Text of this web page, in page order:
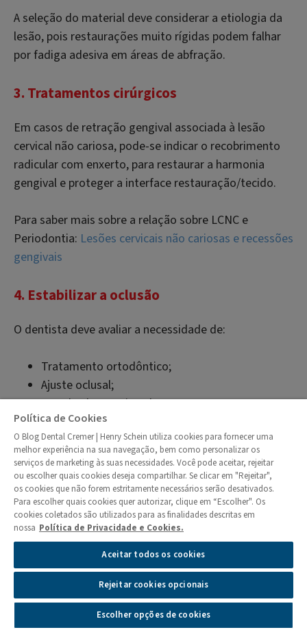
A seleção do material deve considerar a etiologia da
lesão, pois restaurações muito rígidas podem falhar
por fadiga adesiva em áreas de abfração.
3. Tratamentos cirúrgicos
Em casos de retração gengival associada à lesão
cervical não cariosa, pode-se indicar o recobrimento
radicular com enxerto, para restaurar a harmonia
gengival e proteger a interface restauração/tecido.
Para saber mais sobre a relação sobre LCNC e
Periodontia: Lesões cervicais não cariosas e recessões
gengivais
4. Estabilizar a oclusão
O dentista deve avaliar a necessidade de:
Tratamento ortodôntico;
Ajuste oclusal;
Uso de placas miorrelaxantes.
Além dessas alternativas, indicado para qualquer
lesão, seguem os tratamentos específicos para cada
classificação:
Para o auxílio do plano de tratamento, pode ser
utilizado o índice de desgaste, que apresenta cinco
níveis, com números de 0 a 4 (Lessa, 2019), conforme
quadro abaixo:
Política de Cookies
O Blog Dental Cremer | Henry Schein utiliza cookies para fornecer uma
melhor experiência na sua navegação, bem como personalizar os
serviços de marketing às suas necessidades. Você pode aceitar, rejeitar
ou escolher quais cookies deseja compartilhar. Se clicar em "Rejeitar",
os cookies que não forem estritamente necessários serão desativados.
Para escolher quais cookies quer autorizar, clique em “Escolher". Os
cookies coletados são utilizados para as finalidades descritas em
nossa Política de Privacidade e Cookies.
Aceitar todos os cookies
Rejeitar cookies opcionais
Escolher opções de cookies